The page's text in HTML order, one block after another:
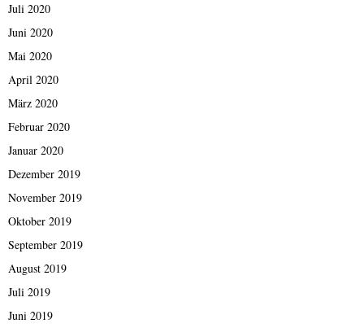
Juli 2020
Juni 2020
Mai 2020
April 2020
März 2020
Februar 2020
Januar 2020
Dezember 2019
November 2019
Oktober 2019
September 2019
August 2019
Juli 2019
Juni 2019